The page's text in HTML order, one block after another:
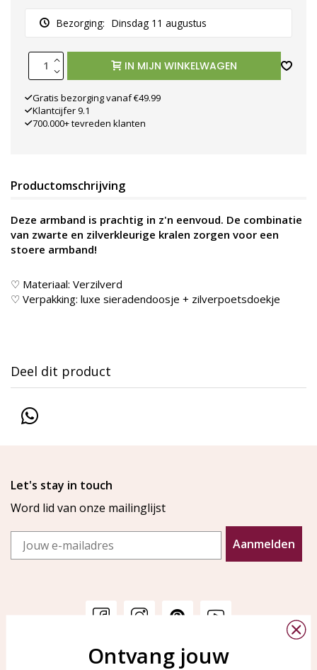
Bezorging: Dinsdag 11 augustus
IN MIJN WINKELWAGEN
Gratis bezorging vanaf €49.99
Klantcijfer 9.1
700.000+ tevreden klanten
Productomschrijving
Deze armband is prachtig in z'n eenvoud. De combinatie
van zwarte en zilverkleurige kralen zorgen voor een
stoere armband!
♡ Materiaal: Verzilverd
♡ Verpakking: luxe sieradendoosje + zilverpoetsdoekje
Deel dit product
Let's stay in touch
Word lid van onze mailinglijst
Email
Aanmelden
KAYA Sieraden
Ontvang jouw